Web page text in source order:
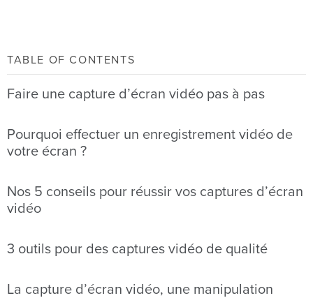
TABLE OF CONTENTS
Faire une capture d’écran vidéo pas à pas
Pourquoi effectuer un enregistrement vidéo de
votre écran ?
Nos 5 conseils pour réussir vos captures d’écran
vidéo
3 outils pour des captures vidéo de qualité
La capture d’écran vidéo, une manipulation